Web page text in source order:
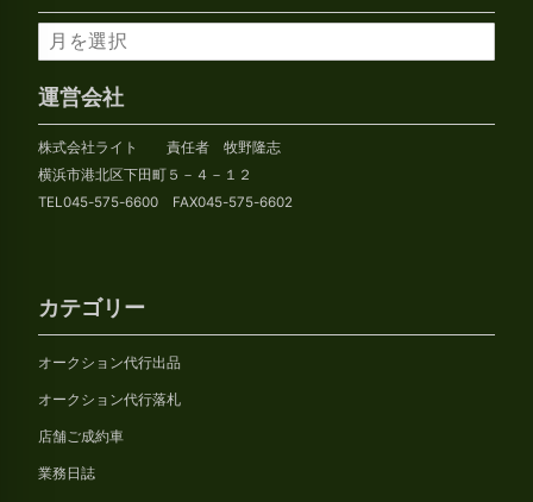
ア
ー
カ
イ
ブ
運営会社
株式会社ライト 責任者 牧野隆志
横浜市港北区下田町５－４－１２
TEL045-575-6600 FAX045-575-6602
カテゴリー
オークション代行出品
オークション代行落札
店舗ご成約車
業務日誌